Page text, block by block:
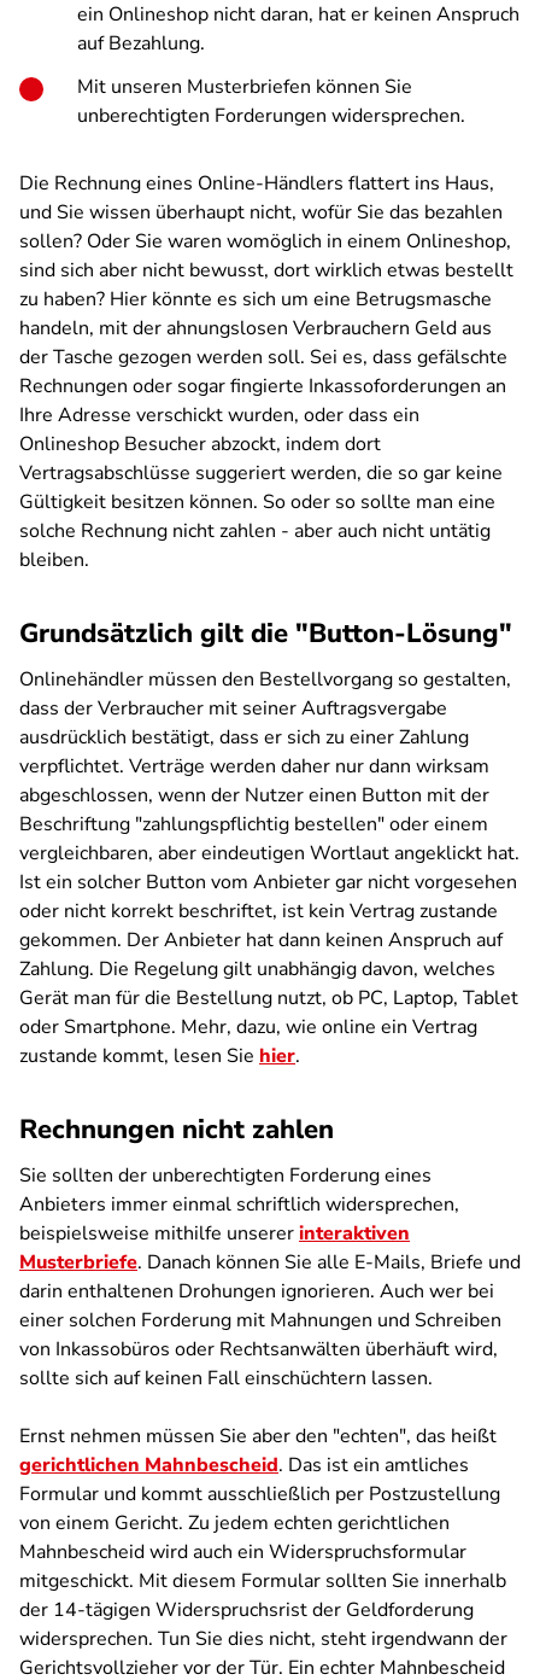
ein Onlineshop nicht daran, hat er keinen Anspruch
auf Bezahlung.
Mit unseren Musterbriefen können Sie
unberechtigten Forderungen widersprechen.
Die Rechnung eines Online-Händlers flattert ins Haus,
und Sie wissen überhaupt nicht, wofür Sie das bezahlen
sollen? Oder Sie waren womöglich in einem Onlineshop,
sind sich aber nicht bewusst, dort wirklich etwas bestellt
zu haben? Hier könnte es sich um eine Betrugsmasche
handeln, mit der ahnungslosen Verbrauchern Geld aus
der Tasche gezogen werden soll. Sei es, dass gefälschte
Rechnungen oder sogar fingierte Inkassoforderungen an
Ihre Adresse verschickt wurden, oder dass ein
Onlineshop Besucher abzockt, indem dort
Vertragsabschlüsse suggeriert werden, die so gar keine
Gültigkeit besitzen können. So oder so sollte man eine
solche Rechnung nicht zahlen - aber auch nicht untätig
bleiben.
Grundsätzlich gilt die "Button-Lösung"
Onlinehändler müssen den Bestellvorgang so gestalten,
dass der Verbraucher mit seiner Auftragsvergabe
ausdrücklich bestätigt, dass er sich zu einer Zahlung
verpflichtet. Verträge werden daher nur dann wirksam
abgeschlossen, wenn der Nutzer einen Button mit der
Beschriftung "zahlungspflichtig bestellen" oder einem
vergleichbaren, aber eindeutigen Wortlaut angeklickt hat.
Ist ein solcher Button vom Anbieter gar nicht vorgesehen
oder nicht korrekt beschriftet, ist kein Vertrag zustande
gekommen. Der Anbieter hat dann keinen Anspruch auf
Zahlung. Die Regelung gilt unabhängig davon, welches
Gerät man für die Bestellung nutzt, ob PC, Laptop, Tablet
oder Smartphone. Mehr, dazu, wie online ein Vertrag
zustande kommt, lesen Sie hier.
Rechnungen nicht zahlen
Sie sollten der unberechtigten Forderung eines
Anbieters immer einmal schriftlich widersprechen,
beispielsweise mithilfe unsererinteraktiven
Musterbriefe. Danach können Sie alle E-Mails, Briefe und
darin enthaltenen Drohungen ignorieren. Auch wer bei
einer solchen Forderung mit Mahnungen und Schreiben
von Inkassobüros oder Rechtsanwälten überhäuft wird,
sollte sich auf keinen Fall einschüchtern lassen.
Ernst nehmen müssen Sie aber den "echten", das heißt
gerichtlichen Mahnbescheid. Das ist ein amtliches
Formular und kommt ausschließlich per Postzustellung
von einem Gericht. Zu jedem echten gerichtlichen
Mahnbescheid wird auch ein Widerspruchsformular
mitgeschickt. Mit diesem Formular sollten Sie innerhalb
der 14-tägigen Widerspruchsrist der Geldforderung
widersprechen. Tun Sie dies nicht, steht irgendwann der
Gerichtsvollzieher vor der Tür. Ein echter Mahnbescheid